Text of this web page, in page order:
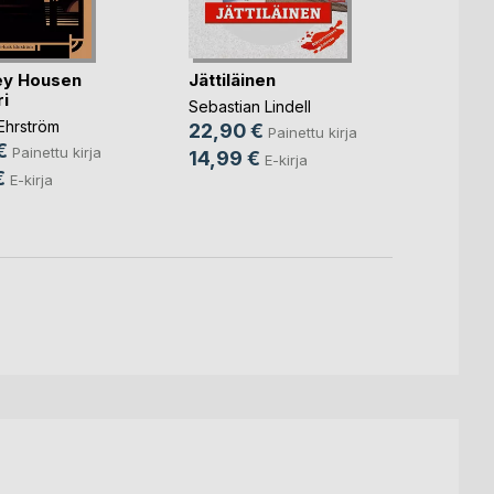
Housen
Painettu kirja
E-kirja
Jättiläinen
Sebastian Lindell
22,90 € Painettu kirja
14,99 € E-kirja